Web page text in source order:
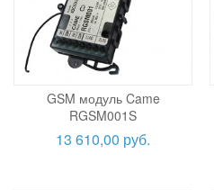
GSM модуль Came
RGSM001S
13 610,00 руб.